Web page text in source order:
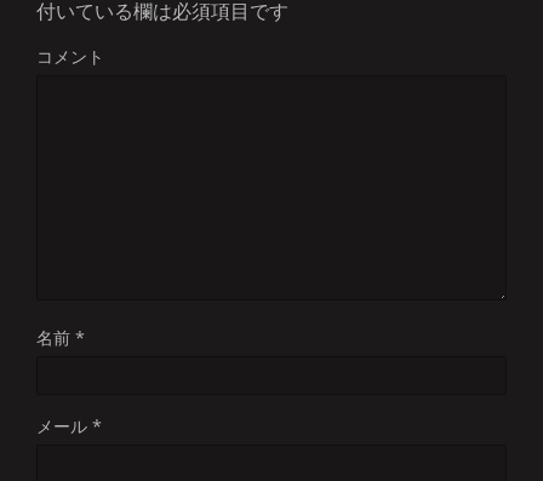
付いている欄は必須項目です
コメント
名前 *
メール *